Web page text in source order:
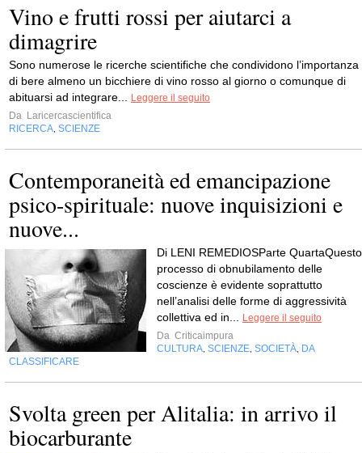
Vino e frutti rossi per aiutarci a
dimagrire
Sono numerose le ricerche scientifiche che condividono l’importanza
di bere almeno un bicchiere di vino rosso al giorno o comunque di
abituarsi ad integrare...
Leggere il seguito
Da Laricercascientifica
RICERCA SCIENZE
Contemporaneità ed emancipazione
psico-spirituale: nuove inquisizioni e
nuove...
Di LENI REMEDIOSParte QuartaQuesto
processo di obnubilamento delle
coscienze è evidente soprattutto
nell’analisi delle forme di aggressività
collettiva ed in...
Leggere il seguito
Da Criticaimpura
CULTURA SCIENZE SOCIETÀ DA
CLASSIFICARE
Svolta green per Alitalia: in arrivo il
biocarburante